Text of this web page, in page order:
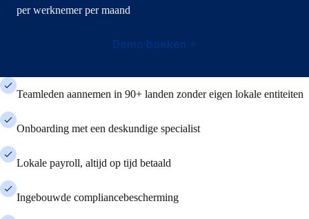
per werknemer per maand
Demo boeken
Teamleden aannemen in 90+ landen zonder eigen lokale entiteiten
Onboarding met een deskundige specialist
Lokale payroll, altijd op tijd betaald
Ingebouwde compliancebescherming